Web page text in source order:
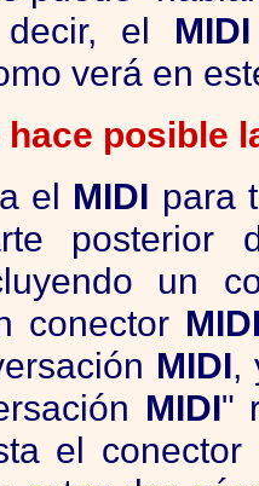
decir, el MIDI
verá en
hace posible
el MIDI para
posterior
un
conector
MIDI,
MIDI"
el conector